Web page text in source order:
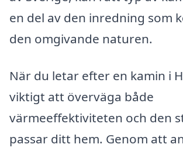
en del av den inredning som
den omgivande naturen.
När du letar efter en kamin i
viktigt att överväga både
värmeeffektiviteten och den
passar ditt hem. Genom att